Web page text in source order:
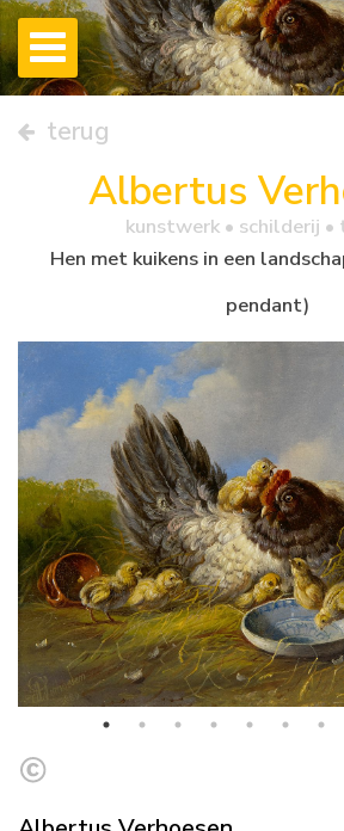
terug
Albertus
kunstwerk • schilderij •
Hen met kuikens in een
pendant)